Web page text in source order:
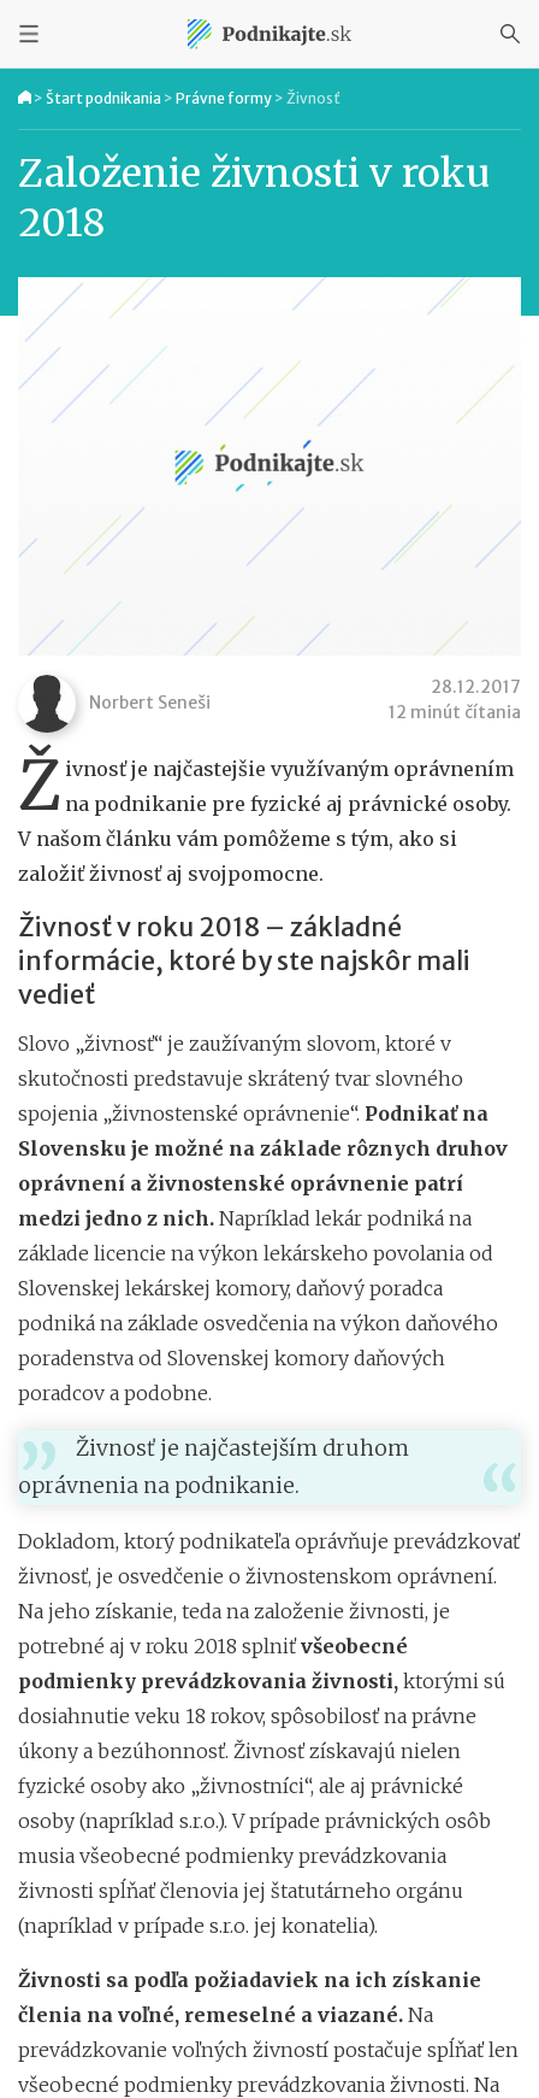
> Štart podnikania > Právne formy > Živnosť
Založenie živnosti v roku
2018
Norbert Seneši
28.12.2017
12 minút čítania
Ž ivnosť je najčastejšie využívaným oprávnením
na podnikanie pre fyzické aj právnické osoby.
V našom článku vám pomôžeme s tým, ako si
založiť živnosť aj svojpomocne.
Živnosť v roku 2018 – základné
informácie, ktoré by ste najskôr mali
vedieť
Slovo „živnosť“ je zaužívaným slovom, ktoré v
skutočnosti predstavuje skrátený tvar slovného
spojenia „živnostenské oprávnenie“. Podnikať na
Slovensku je možné na základe rôznych druhov
oprávnení a živnostenské oprávnenie patrí
medzi jedno z nich. Napríklad lekár podniká na
základe licencie na výkon lekárskeho povolania od
Slovenskej lekárskej komory, daňový poradca
podniká na základe osvedčenia na výkon daňového
poradenstva od Slovenskej komory daňových
poradcov a podobne.
Živnosť je najčastejším druhom
oprávnenia na podnikanie.
Dokladom, ktorý podnikateľa oprávňuje prevádzkovať
živnosť, je osvedčenie o živnostenskom oprávnení.
Na jeho získanie, teda na založenie živnosti, je
potrebné aj v roku 2018 splniťvšeobecné
podmienky prevádzkovania živnosti, ktorými sú
dosiahnutie veku 18 rokov, spôsobilosť na právne
úkony a bezúhonnosť. Živnosť získavajú nielen
fyzické osoby ako „živnostníci“, ale aj právnické
osoby (napríklad s.r.o.). V prípade právnických osôb
musia všeobecné podmienky prevádzkovania
živnosti spĺňať členovia jej štatutárneho orgánu
(napríklad v prípade s.r.o. jej konatelia).
Živnosti sa podľa požiadaviek na ich získanie
členia na voľné, remeselné a viazané. Na
prevádzkovanie voľných živností postačuje spĺňať len
všeobecné podmienky prevádzkovania živnosti. Na